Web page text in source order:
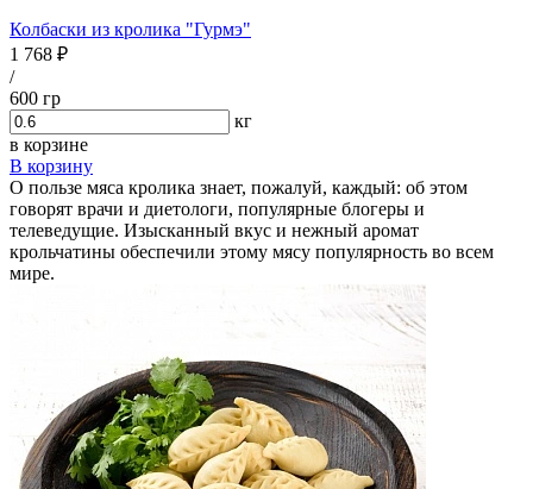
Колбаски из кролика "Гурмэ"
1 768 ₽
/
600 гр
кг
в корзине
В корзину
О пользе мяса кролика знает, пожалуй, каждый: об этом
говорят врачи и диетологи, популярные блогеры и
телеведущие. Изысканный вкус и нежный аромат
крольчатины обеспечили этому мясу популярность во всем
мире.